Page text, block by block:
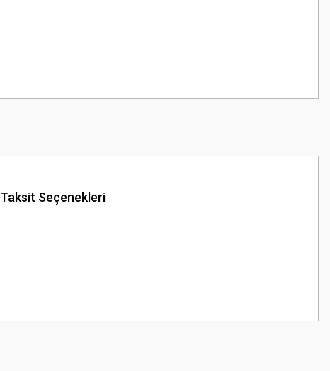
Taksit Seçenekleri